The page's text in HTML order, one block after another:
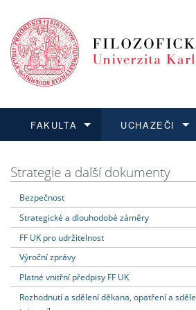
FAKULTA
Dozvědět se více
UCHAZEČI
Podat přihlášku
Dozvědět se více
Dozvědět se více
Dozvědět se více
Strategie a další dokumenty
Bezpečnost
Strategické a dlouhodobé záměry
FF UK pro udržitelnost
Výroční zprávy
Platné vnitřní předpisy FF UK
Rozhodnutí a sdělení děkana, opatření a